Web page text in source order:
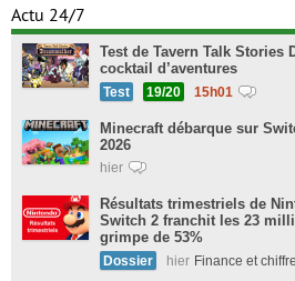
Actu 24/7
Test de Tavern Talk Stories
cocktail d’aventures
Test 19/20 15h01
Minecraft débarque sur
2026
hier
Résultats trimestriels de
Switch 2 franchit les 23
grimpe de 53%
Dossier hier Finance et